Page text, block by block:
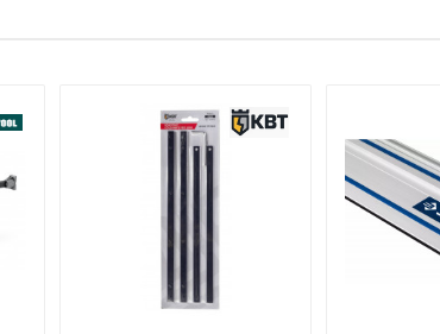
упаковке / в паспорте товара
упаковке / в паспорте товара
требованиям технических
декларации соответствия содержатся в
предоставляются по запросу покупателя